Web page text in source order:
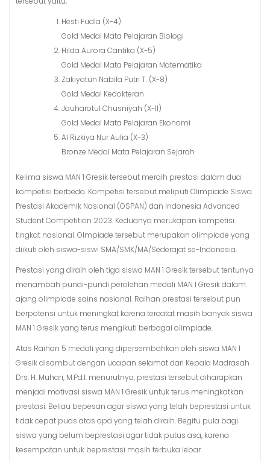
Hesti Fudla (X-4)
Gold Medal Mata Pelajaran Biologi
Hilda Aurora Cantika (X-5)
Gold Medal Mata Pelajaran Matematika
Zakiyatun Nabila Putri T. (X-8)
Gold Medal Kedokteran
Jauharotul Chusniyah (X-11)
Gold Medal Mata Pelajaran Ekonomi
Al Rizkiya Nur Aulia (X-3)
Bronze Medal Mata Pelajaran Sejarah
Kelima siswa MAN 1 Gresik tersebut meraih prestasi dalam dua
kompetisi berbeda. Kompetisi tersebut meliputi Olimpiade Siswa
Prestasi Akademik Nasional (OSPAN) dan Indonesia Advanced
Student Competition 2023. Keduanya merukapan kompetisi
tingkat nasional. Olmpiade tersebut merupakan olimpiade yang
diikuti oleh siswa-siswi SMA/SMK/MA/Sederajat se-Indonesia.
Prestasi yang diraih oleh tiga siswa MAN 1 Gresik tersebut tentunya
menambah pundi-pundi perolehan medali MAN 1 Gresik dalam
ajang olimpiade sains nasional. Raihan prestasi tersebut pun
berpotensi untuk meningkat karena tercatat masih banyak siswa
MAN 1 Gresik yang terus mengikuti berbagai olimpiade.
Atas Raihan 5 medali yang dipersembahkan oleh siswa MAN 1
Gresik disambut dengan ucapan selamat dari Kepala Madrasah
Drs. H. Muhari, M.Pd.I. menurutnya, prestasi tersebut diharapkan
menjadi motivasi siswa MAN 1 Gresik untuk terus meningkatkan
prestasi. Beliau bepesan agar siswa yang telah beprestasi untuk
tidak cepat puas atas apa yang telah diraih. Begitu pula bagi
siswa yang belum beprestasi agar tidak putus asa, karena
kesempatan untuk beprestasi masih terbuka lebar.